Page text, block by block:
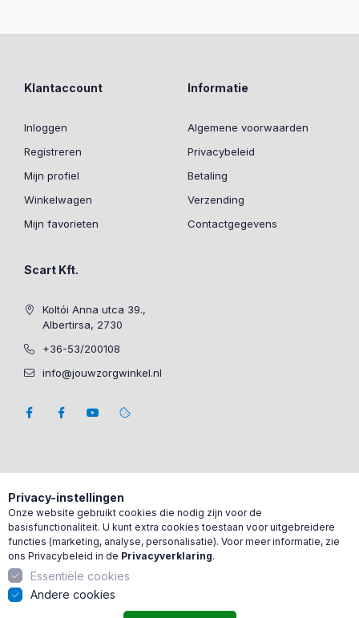
Klantaccount
Inloggen
Registreren
Mijn profiel
Winkelwagen
Mijn favorieten
Informatie
Algemene voorwaarden
Privacybeleid
Betaling
Verzending
Contactgegevens
Scart Kft.
Koltói Anna utca 39.,
Albertirsa, 2730
+36-53/200108
info@jouwzorgwinkel.nl
Privacy-instellingen
Onze website gebruikt cookies die nodig zijn voor de
basisfunctionaliteit. U kunt extra cookies toestaan voor uitgebreidere
functies (marketing, analyse, personalisatie). Voor meer informatie, zie
ons Privacybeleid in de Privacyverklaring.
Essentiële cookies
Andere cookies